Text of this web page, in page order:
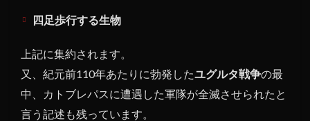
四足歩行する生物
上記に集約されます。
又、紀元前110年あたりに勃発したユグルタ戦争の最
中、カトブレパスに遭遇した軍隊が全滅させられたと
言う記述も残っています。